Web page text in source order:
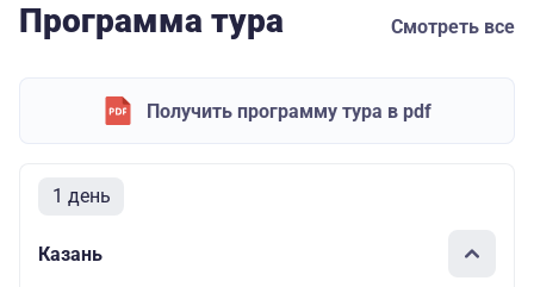
Программа тура Смотреть все
Получить программу тура в pdf
1 день
Казань